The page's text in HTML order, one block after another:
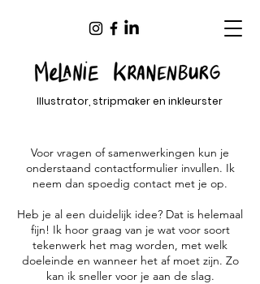
Illustrator, stripmaker en inkleurster
Voor vragen of samenwerkingen kun je
onderstaand contactformulier invullen. Ik
neem dan spoedig contact met je op.
Heb je al een duidelijk idee? Dat is helemaal
fijn! Ik hoor graag van je wat voor soort
tekenwerk het mag worden, met welk
doeleinde en wanneer het af moet zijn. Zo
kan ik sneller voor je aan de slag.